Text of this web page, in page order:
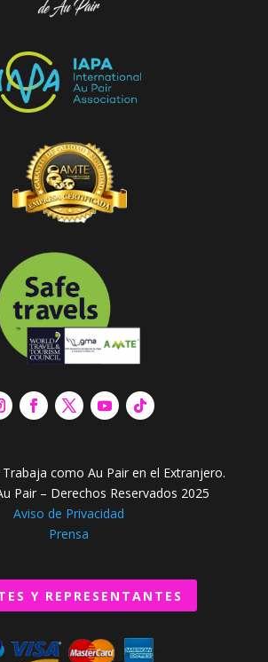
como Au Pair en el Extranjero.
Pair – Derechos Reservados 2025
Aviso de Privacidad
Prensa
Y REPRESENTANTES